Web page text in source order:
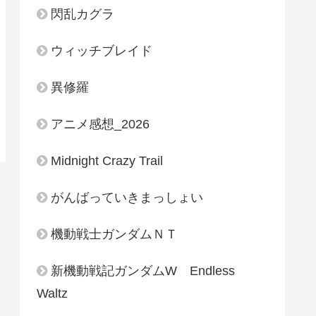
閃乱カグラ
ウィッチブレイド
異修羅
アニメ感想_2026
Midnight Crazy Trail
がんばっていきまっしょい
機動戦士ガンダムＮＴ
新機動戦記ガンダムW Endless
Waltz